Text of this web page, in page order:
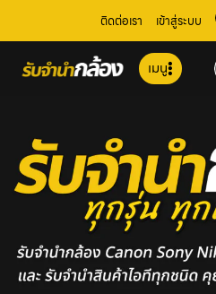
ติดต่อเรา เข้าสู่ระบบ
เมนู